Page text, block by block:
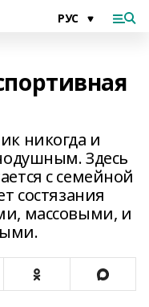
никогда и
Здесь
с семейной
состязания
массовыми, и